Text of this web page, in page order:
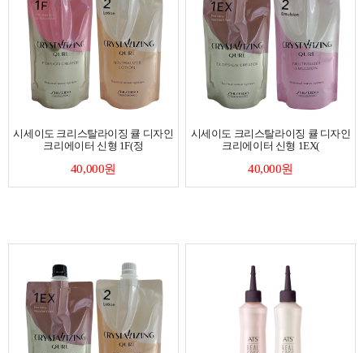
시세이도 크리스탈라이징 큘 디자인
크리에이터 신형 1F(정
40,000원
시세이도 크리스탈라이징 큘 디자인
크리에이터 신형 1EX(
40,000원